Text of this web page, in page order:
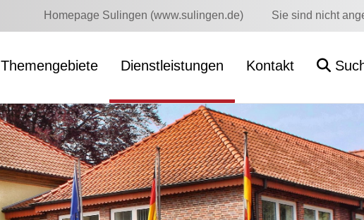
Homepage Sulingen (www.sulingen.de) Sie sind nicht
Themengebiete Dienstleistungen Kontakt